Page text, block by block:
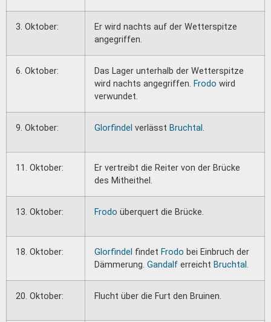
3. Oktober:
Er wird nachts auf der Wetterspitze
angegriffen.
6. Oktober:
Das Lager unterhalb der Wetterspitze
wird nachts angegriffen. Frodo wird
verwundet.
9. Oktober: Glorfindel verlässt Bruchtal .
11. Oktober:
Er vertreibt die Reiter von der Brücke
des Mitheithel.
13. Oktober: Frodo überquert die Brücke.
18. Oktober: Glorfindel findet Frodo bei Einbruch der
Dämmerung. Gandalf erreicht Bruchtal .
20. Oktober: Flucht über die Furt den Bruinen.